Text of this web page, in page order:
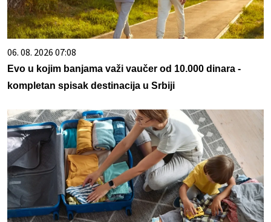
06. 08. 2026 07:08
Evo u kojim banjama važi vaučer od 10.000 dinara -
kompletan spisak destinacija u Srbiji